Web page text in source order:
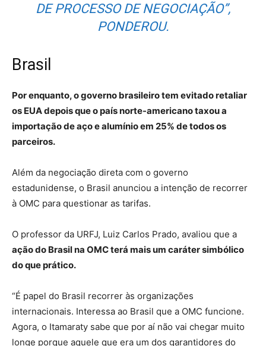
DE PROCESSO DE NEGOCIAÇÃO”,
PONDEROU.
Brasil
Por enquanto, o governo brasileiro tem evitado retaliar
os EUA depois que o país norte-americano taxou a
importação de aço e alumínio em 25% de todos os
parceiros.
Além da negociação direta com o governo
estadunidense, o Brasil anunciou a intenção de recorrer
à OMC para questionar as tarifas.
O professor da URFJ, Luiz Carlos Prado, avaliou que a
ação do Brasil na OMC terá mais um caráter simbólico
do que prático.
“É papel do Brasil recorrer às organizações
internacionais. Interessa ao Brasil que a OMC funcione.
Agora, o Itamaraty sabe que por aí não vai chegar muito
longe porque aquele que era um dos garantidores do